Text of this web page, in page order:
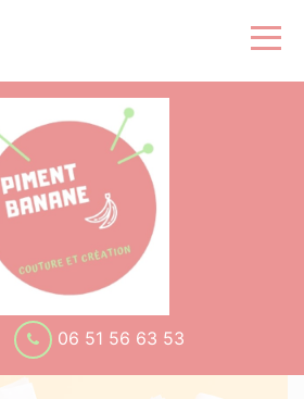
06 51 56 63 53